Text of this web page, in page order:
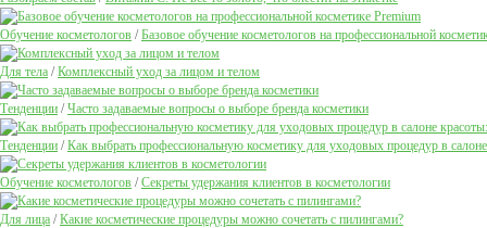
Обучение косметологов / Базовое обучение косметологов на профессиональной
Для тела / Комплексный уход за лицом и телом
Тенденции / Часто задаваемые вопросы о выборе бренда косметики
Тенденции / Как выбрать профессиональную косметику для уходовых процедур в
Обучение косметологов / Секреты удержания клиентов в косметологии
Для лица / Какие косметические процедуры можно сочетать с пилингами?